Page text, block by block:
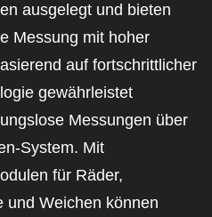
n ausgelegt und bieten
Messung mit hoher
auf fortschrittlicher
gewährleistet
Messungen über
System. Mit
für Räder,
und Weichen können